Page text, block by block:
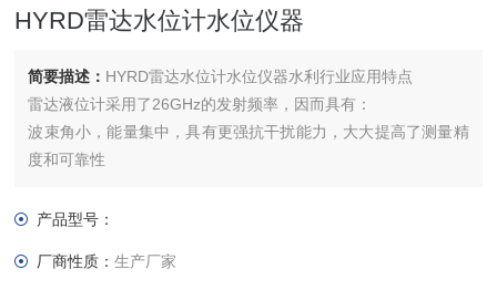
HYRD雷达水位计水位仪器
简要描述： HYRD雷达水位计水位仪器水利行业应用特点
雷达液位计采用了26GHz的发射频率，因而具有：
波束角小，能量集中，具有更强抗干扰能力，大大提高了测量精
度和可靠性
重量轻约1KG，便于安装
产品型号：
厂商性质：生产厂家